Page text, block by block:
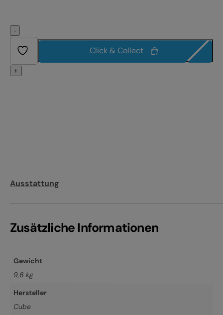
-
+
Click & Collect
Ausstattung
Zusätzliche Informationen
Gewicht
9,6 kg
Hersteller
Cube